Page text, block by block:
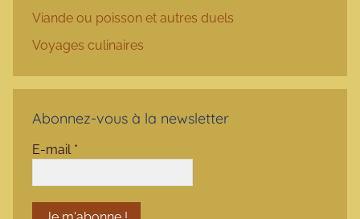
Viande ou poisson et autres duels
Voyages culinaires
Abonnez-vous à la newsletter
E-mail *